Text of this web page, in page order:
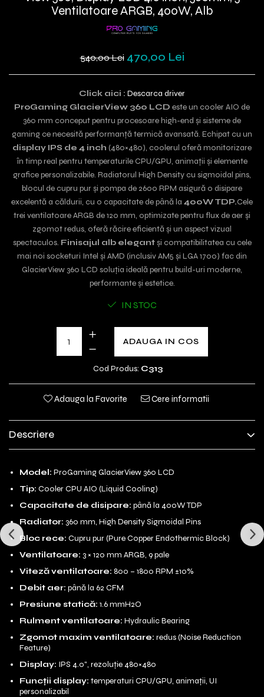
Ventilatoare ARGB, 400W, Alb
540,00 Lei 470,00 Lei
Click aici : Descarca driver
ProGaming GlacierView 360 LCD este un cooler AIO de
360 mm conceput pentru procesoare high-end și sisteme de
gaming ce necesită performanță termică avansată. Echipat cu un
display IPS de 4 inch (480×480), coolerul oferă monitorizare
în timp real pentru temperaturile CPU/GPU, animații și elemente
grafice personalizabile. Radiatorul High Density cu sigmoidal pins,
blocul de cupru pur și pompa de 2600 RPM asigură o disipare
excelentă a căldurii, cu o capacitate de până la 400W TDP.Cele
trei ventilatoare ARGB de 120 mm, optimizate pentru flux de aer și
zgomot redus, oferă răcire eficientă și un aspect vizual
spectaculos. Finisajul alb elegantși compatibilitatea cu cele
mai noi socketuri Intel și AMD (inclusiv AM5 și LGA 1700) fac din
GlacierView 360 LCD soluția ideală pentru build-uri moderne,
performante și estetice.
IN STOC
ADAUGA IN COS
Cod Produs: C313
Adauga la Favorite Cere informatii
Descriere
Model: ProGaming GlacierView 360 LCD
Tip: Cooler CPU AIO (Liquid Cooling)
Capacitate de disipare: până la 400W TDP
Radiator: 360 mm, High Density Sigmoidal Pins
Bloc rece: Cupru pur (Pure Copper Endothermic Block)
Ventilatoare: 3 × 120 mm ARGB, 9 pale
Viteză ventilatoare: 800 – 1800 RPM ±10%
Debit aer: până la 62 CFM
Presiune statică: 1.6 mmH2O
Rulment ventilatoare: Hydraulic Bearing
Zgomot maxim ventilatoare: redus (Noise Reduction
Feature)
Display: IPS 4.0", rezoluție 480×480
Funcții display: temperaturi CPU/GPU, animații, UI
personalizabil